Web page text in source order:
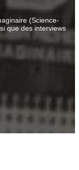
(Science-
que des interviews